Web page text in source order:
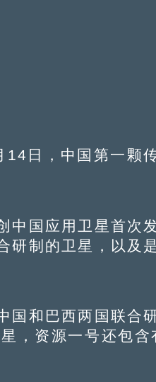
，中国第一颗传
国应用卫星首次发
研制的卫星，以及
和巴西两国联合研
，资源一号还包